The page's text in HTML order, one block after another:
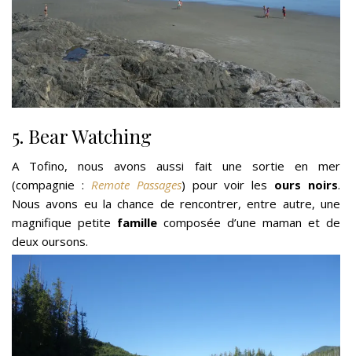
5. Bear Watching
A Tofino, nous avons aussi fait une sortie en mer
(compagnie : Remote Passages) pour voir les ours noirs.
Nous avons eu la chance de rencontrer, entre autre, une
magnifique petite famille composée d’une maman et de
deux oursons.